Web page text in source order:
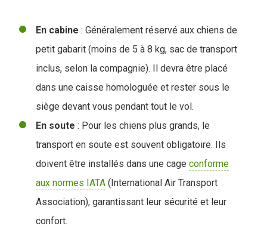
En cabine : Généralement réservé aux chiens de
petit gabarit (moins de 5 à 8 kg, sac de transport
inclus, selon la compagnie). Il devra être placé
dans une caisse homologuée et rester sous le
siège devant vous pendant tout le vol.
En soute : Pour les chiens plus grands, le
transport en soute est souvent obligatoire. Ils
doivent être installés dans une cage conforme
aux normes IATA (International Air Transport
Association), garantissant leur sécurité et leur
confort.